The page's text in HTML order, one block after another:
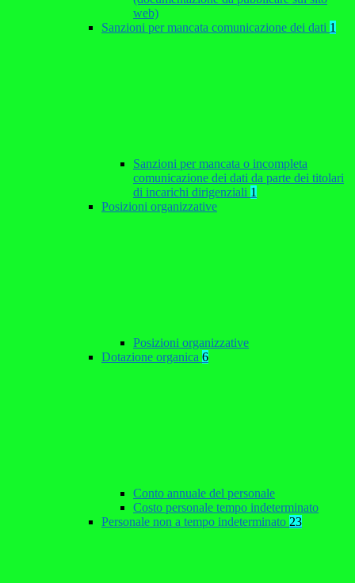
web)
Sanzioni per mancata comunicazione dei dati 1
Sanzioni per mancata o incompleta
comunicazione dei dati da parte dei titolari
di incarichi dirigenziali 1
Posizioni organizzative
Posizioni organizzative
Dotazione organica 6
Conto annuale del personale
Costo personale tempo indeterminato
Personale non a tempo indeterminato 23